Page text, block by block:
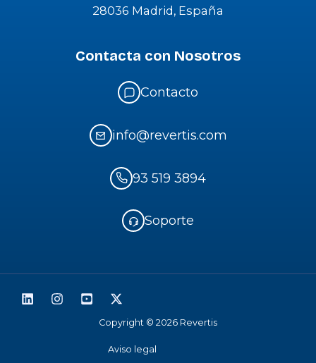
28036 Madrid, España
Contacta con Nosotros
Contacto
info@revertis.com
93 519 3894
Soporte
Copyright © 2026 Revertis
Aviso legal